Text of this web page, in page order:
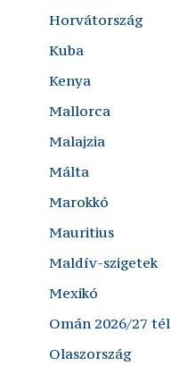
Horvátország
Kuba
Kenya
Mallorca
Malajzia
Málta
Marokkó
Mauritius
Maldív-szigetek
Mexikó
Omán 2026/27 tél
Olaszország